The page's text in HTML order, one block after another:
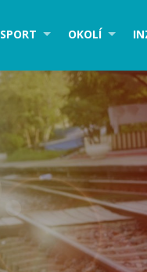
SPORT OKOLÍ